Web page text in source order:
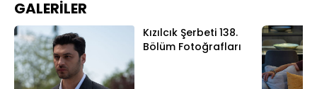
GALERİLER
Kızılcık Şerbeti 138.
Bölüm Fotoğrafları